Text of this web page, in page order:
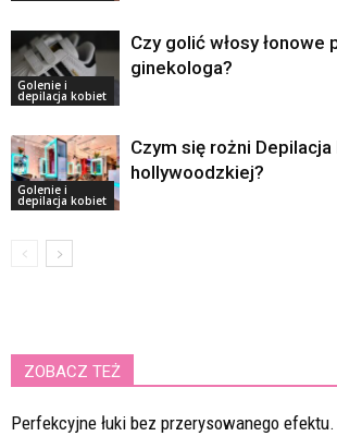
Golenie i
depilacja kobiet
Czy golić włosy łonowe
ginekologa?
Golenie i
depilacja kobiet
Czym się rożni
hollywoodzkiej?
ZOBACZ TEŻ
Perfekcyjne łuki bez przerysowanego